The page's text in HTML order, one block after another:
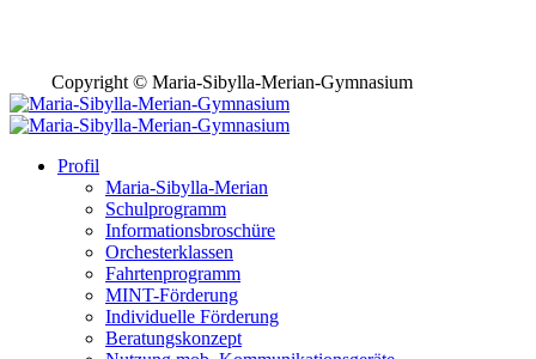
Copyright © Maria-Sibylla-Merian-Gymnasium
Profil
Maria-Sibylla-Merian
Schulprogramm
Informationsbroschüre
Orchesterklassen
Fahrtenprogramm
MINT-Förderung
Individuelle Förderung
Beratungskonzept